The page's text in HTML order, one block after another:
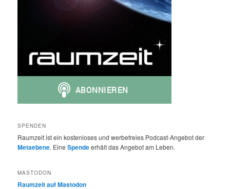
SPENDEN
Raumzeit ist ein kostenloses und werbefreies Podcast-Angebot der
Metaebene. EineSpendeerhält das Angebot am Leben.
MASTODON
Raumzeit auf Mastodon